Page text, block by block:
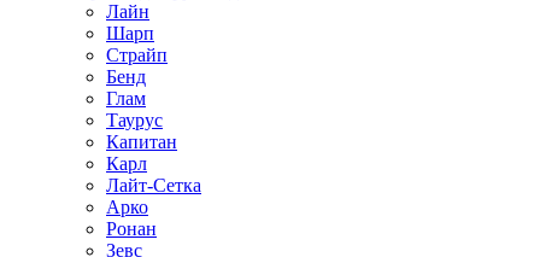
Лайн
Шарп
Страйп
Бенд
Глам
Таурус
Капитан
Карл
Лайт-Сетка
Арко
Ронан
Зевс